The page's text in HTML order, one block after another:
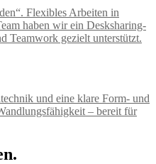
Flexibles Arbeiten in
haben wir ein Desksharing-
Teamwork gezielt unterstützt.
und eine klare Form- und
– bereit für